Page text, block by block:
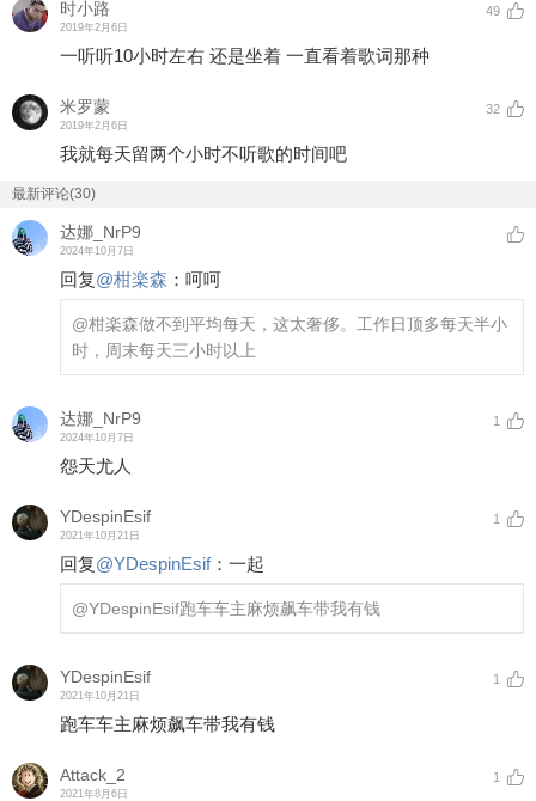
时小路
2019年2月6日
49
一听听10小时左右 还是坐着 一直看着歌词那种
米罗蒙
2019年2月6日
32
我就每天留两个小时不听歌的时间吧
最新评论(30)
达娜_NrP9
2024年10月7日
回复@柑楽森 ： 呵呵
@柑楽森做不到平均每天，这太奢侈。工作日顶多每天半小
时，周末每天三小时以上
达娜_NrP9
2024年10月7日
1
怨天尤人
YDespinEsif
2021年10月21日
1
回复@YDespinEsif： 一起
@YDespinEsif跑车车主麻烦飙车带我有钱
YDespinEsif
2021年10月21日
1
跑车车主麻烦飙车带我有钱
Attack_2
2021年8月6日
1